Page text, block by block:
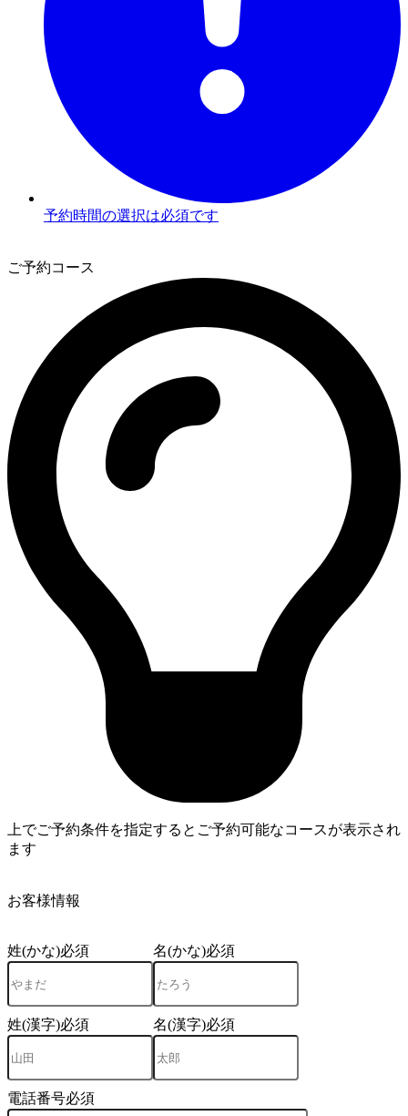
予約時間の選択は必須です
ご予約コース
上でご予約条件を指定するとご予約可能なコースが表示され
ます
お客様情報
姓(かな)必須 名(かな)必須
姓(漢字)必須 名(漢字)必須
電話番号必須